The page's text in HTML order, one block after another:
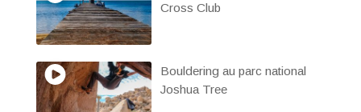
Cross Club
Bouldering au parc national
Joshua Tree